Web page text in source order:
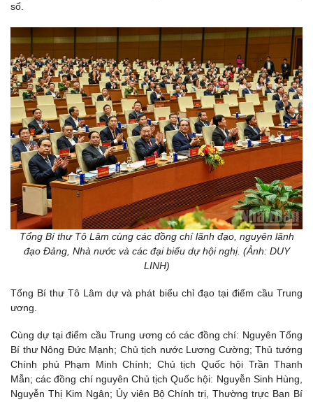
số.
Tổng Bí thư Tô Lâm cùng các đồng chí lãnh đạo, nguyên lãnh
đạo Đảng, Nhà nước và các đại biểu dự hội nghị. (Ảnh: DUY
LINH)
Tổng Bí thư Tô Lâm dự và phát biểu chỉ đạo tại điểm cầu Trung
ương.
Cùng dự tại điểm cầu Trung ương có các đồng chí: Nguyên Tổng
Bí thư Nông Đức Mạnh; Chủ tịch nước Lương Cường; Thủ tướng
Chính phủ Phạm Minh Chính; Chủ tịch Quốc hội Trần Thanh
Mẫn; các đồng chí nguyên Chủ tịch Quốc hội: Nguyễn Sinh Hùng,
Nguyễn Thị Kim Ngân; Ủy viên Bộ Chính trị, Thường trực Ban Bí